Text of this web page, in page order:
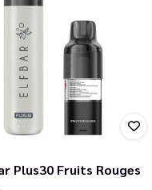
Plus30 Fruits Rouges